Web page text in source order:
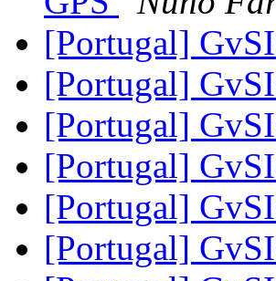
[Portugal]
[Portugal]
[Portugal]
[Portugal]
[Portugal]
[Portugal]